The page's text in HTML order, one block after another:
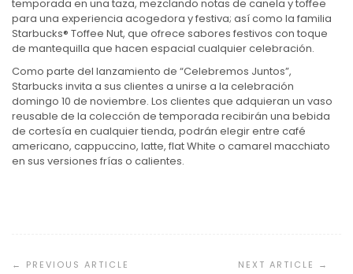
temporada en una taza, mezclando notas de canela y toffee
para una experiencia acogedora y festiva; así como la familia
Starbucks® Toffee Nut, que ofrece sabores festivos con toque
de mantequilla que hacen espacial cualquier celebración.
Como parte del lanzamiento de “Celebremos Juntos”,
Starbucks invita a sus clientes a unirse a la celebración
domingo 10 de noviembre. Los clientes que adquieran un vaso
reusable de la colección de temporada recibirán una bebida
de cortesía en cualquier tienda, podrán elegir entre café
americano, cappuccino, latte, flat White o camarel macchiato
en sus versiones frías o calientes.
de